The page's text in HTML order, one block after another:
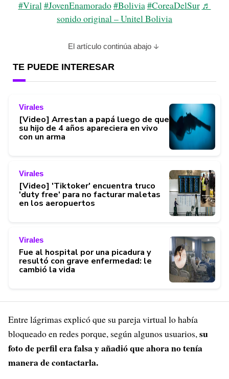
#Viral#JovenEnamorado#Bolivia#CoreaDelSur ♬
sonido original – Unitel Bolivia
El artículo continúa abajo
TE PUEDE INTERESAR
Virales
[Video] Arrestan a papá luego de que
su hijo de 4 años apareciera en vivo
con un arma
Virales
[Video] 'Tiktoker' encuentra truco
'duty free' para no facturar maletas
en los aeropuertos
Virales
Fue al hospital por una picadura y
resultó con grave enfermedad: le
cambió la vida
Entre lágrimas explicó que su pareja virtual lo había
bloqueado en redes porque, según algunos usuarios,su
foto de perfil era falsa y añadió que ahora no tenía
manera de contactarla.